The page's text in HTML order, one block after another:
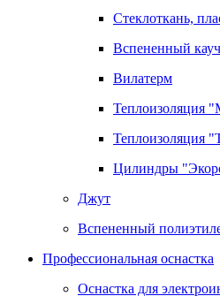
Стеклоткань,
Вспененный
Вилатерм
Теплоизоляция
Теплоизоляция
Цилиндры
Джут
Вспененный
Профессиональная оснастка
Оснастка для